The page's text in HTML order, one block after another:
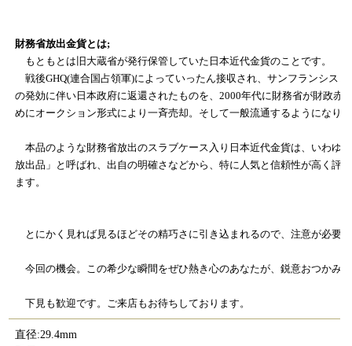
財務省放出金貨とは;
もともとは旧大蔵省が発行保管していた日本近代金貨のことです。
戦後GHQ(連合国占領軍)によっていったん接収され、サンフランシスコ
の発効に伴い日本政府に返還されたものを、2000年代に財務省が財政赤
めにオークション形式により一斉売却。そして一般流通するようになり
本品のような財務省放出のスラブケース入り日本近代金貨は、いわゆ
放出品」と呼ばれ、出自の明確さなどから、特に人気と信頼性が高く評
ます。
とにかく見れば見るほどその精巧さに引き込まれるので、注意が必要
今回の機会。この希少な瞬間をぜひ熱き心のあなたが、鋭意おつかみ
下見も歓迎です。ご来店もお待ちしております。
直径:29.4mm